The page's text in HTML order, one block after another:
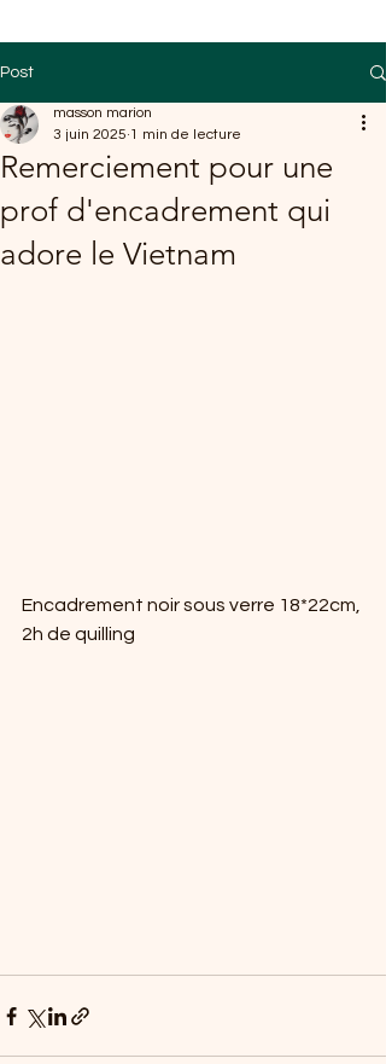
Post
Remerciement pour une
prof d'encadrement qui
adore le Vietnam
masson marion
3 juin 2025 1 min de lecture
Encadrement noir sous verre 18*22cm,
2h de quilling